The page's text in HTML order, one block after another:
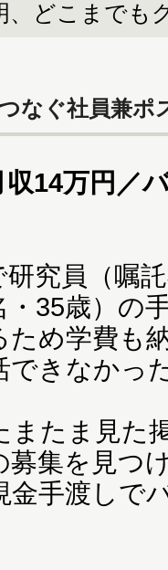
、どこまでも
なぐ社員兼ポ
14万円／
究員（嘱
35歳）の
ため学費も
できなかっ
またま見た
募集を見つ
金手渡しで